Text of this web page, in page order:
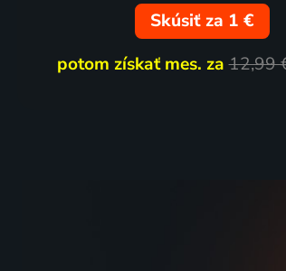
Skúsiť za 1 €
potom získať mes. za12,99